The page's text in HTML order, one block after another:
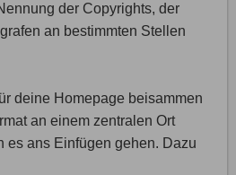
der Copyrights, der
an bestimmten Stellen
deine Homepage beisammen
an einem zentralen Ort
es ans Einfügen gehen. Dazu